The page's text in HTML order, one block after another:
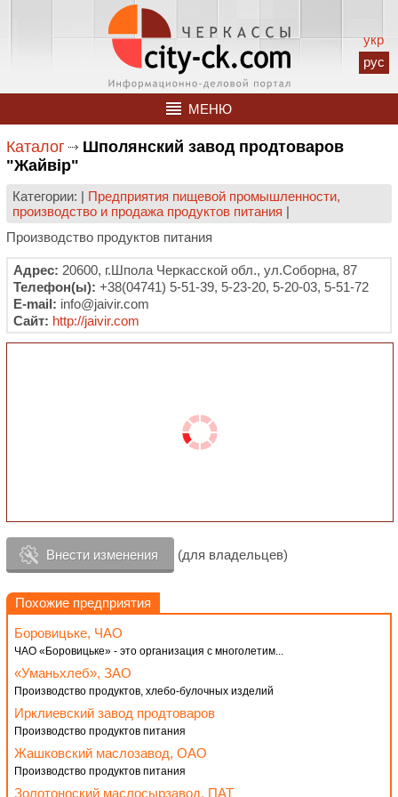
укр
рус
МЕНЮ
Каталог
Шполянский завод продтоваров
"Жайвiр"
Категории: | Предприятия пищевой промышленности,
производство и продажа продуктов питания |
Производство продуктов питания
Адрес: 20600, г.Шпола Черкасской обл., ул.Соборна, 87
Телефон(ы): +38(04741) 5-51-39, 5-23-20, 5-20-03, 5-51-72
E-mail: info@jaivir.com
Сайт: http://jaivir.com
Внести изменения (для владельцев)
Похожие предприятия
Боровицьке, ЧАО
ЧАО «Боровицьке» - это организация с многолетим...
«Уманьхлеб», ЗАО
Производство продуктов, хлебо-булочных изделий
Ирклиевский завод продтоваров
Производство продуктов питания
Жашковский маслозавод, ОАО
Производство продуктов питания
Золотоноский маслосырзавод, ПАТ